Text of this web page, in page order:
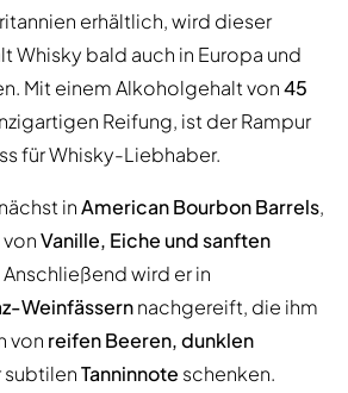
erhältlich, wird dieser
Whisky bald auch in Europa und
Mit einem Alkoholgehalt von45
Reifung, ist der Rampur
für Whisky-Liebhaber.
inAmerican Bourbon Barrels,
Vanille, Eiche und sanften
wird er in
Weinfässernnachgereift, die ihm
von reifen Beeren, dunklen
subtilenTanninnote schenken.